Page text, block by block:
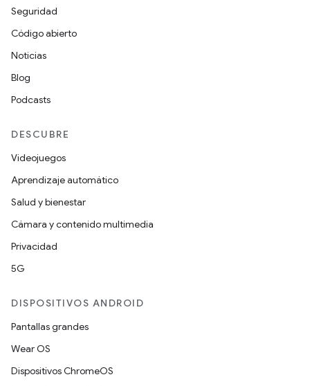
Seguridad
Código abierto
Noticias
Blog
Podcasts
DESCUBRE
Videojuegos
Aprendizaje automático
Salud y bienestar
Cámara y contenido multimedia
Privacidad
5G
DISPOSITIVOS ANDROID
Pantallas grandes
Wear OS
Dispositivos ChromeOS